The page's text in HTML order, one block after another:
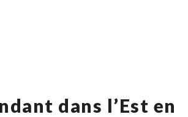
dans l’Est en